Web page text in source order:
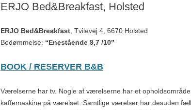
ERJO Bed&Breakfast, Holsted
ERJO Bed&Breakfast , Tvilevej 4, 6670 Holsted
Bedømmelse: “Enestående 9,7 /10”
BOOK / RESERVER B&B
Værelserne har tv. Nogle af værelserne har et
kaffemaskine på værelset. Samtlige værelser har desuden